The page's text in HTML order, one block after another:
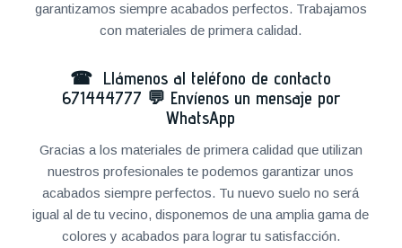
garantizamos siempre acabados perfectos. Trabajamos
con materiales de primera calidad.
☎ Llámenos al teléfono de contacto
671444777 💬 Envíenos un mensaje por
WhatsApp
Gracias a los materiales de primera calidad que utilizan
nuestros profesionales te podemos garantizar unos
acabados siempre perfectos. Tu nuevo suelo no será
igual al de tu vecino, disponemos de una amplia gama de
colores y acabados para lograr tu satisfacción.